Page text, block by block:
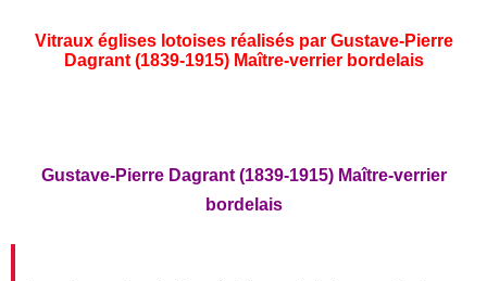
Vitraux églises lotoises réalisés par Gustave-Pierre
Dagrant (1839-1915) Maître-verrier bordelais
Gustave-Pierre Dagrant (1839-1915) Maître-verrier
bordelais